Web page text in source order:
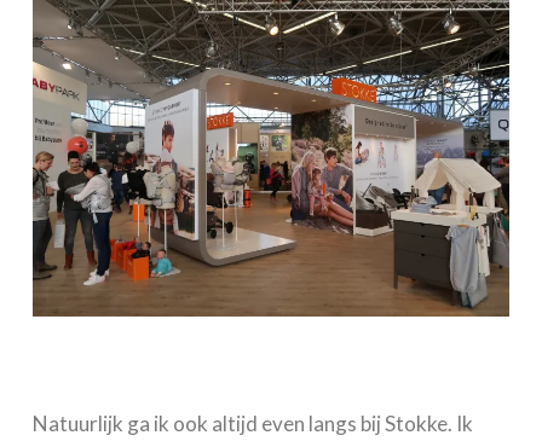
Natuurlijk ga ik ook altijd even langs bij Stokke. Ik